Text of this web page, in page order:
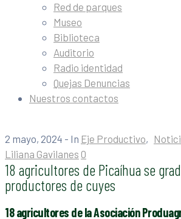
Red de parques
Museo
Biblioteca
Auditorio
Radio identidad
Quejas Denuncias
Nuestros contactos
2 mayo, 2024 - In Eje Productivo‚
Liliana Gavilanes 0
18 agricultores de Picaíhua se
productores de cuyes
18 agricultores de la Asociación